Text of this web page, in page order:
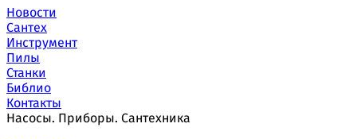
Новости
Сантех
Инструмент
Пилы
Станки
Библио
Контакты
Насосы. Приборы. Сантехника